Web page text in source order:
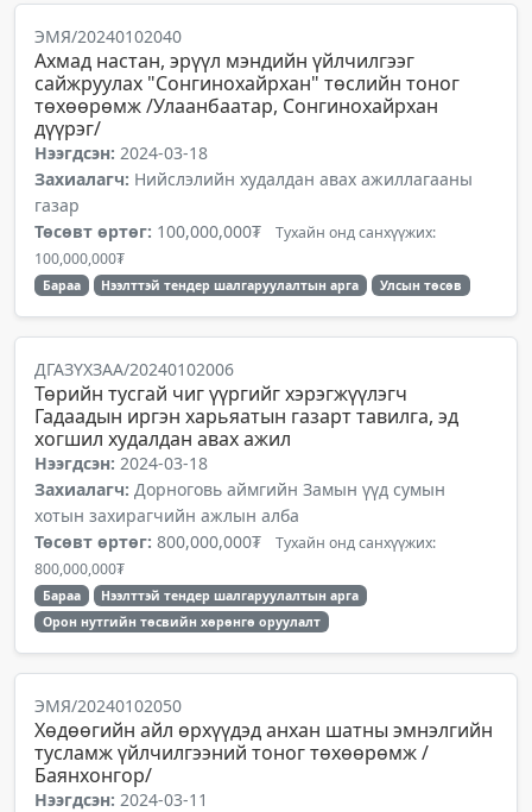
ЭМЯ/20240102040
Ахмад настан, эрүүл мэндийн үйлчилгээг
сайжруулах "Сонгинохайрхан" төслийн тоног
төхөөрөмж /Улаанбаатар, Сонгинохайрхан
дүүрэг/
Нээгдсэн: 2024-03-18
Захиалагч: Нийслэлийн худалдан авах ажиллагааны
газар
Төсөвт өртөг: 100,000,000₮ Тухайн онд санхүүжих:
100,000,000₮
Бараа Нээлттэй тендер шалгаруулалтын арга Улсын төсөв
ДГАЗҮХЗАА/20240102006
Төрийн тусгай чиг үүргийг хэрэгжүүлэгч
Гадаадын иргэн харьяатын газарт тавилга, эд
хогшил худалдан авах ажил
Нээгдсэн: 2024-03-18
Захиалагч: Дорноговь аймгийн Замын үүд сумын
хотын захирагчийн ажлын алба
Төсөвт өртөг: 800,000,000₮ Тухайн онд санхүүжих:
800,000,000₮
Бараа
Нээлттэй тендер шалгаруулалтын арга
Орон нутгийн төсвийн хөрөнгө оруулалт
ЭМЯ/20240102050
Хөдөөгийн айл өрхүүдэд анхан шатны эмнэлгийн
тусламж үйлчилгээний тоног төхөөрөмж /
Баянхонгор/
Нээгдсэн: 2024-03-11